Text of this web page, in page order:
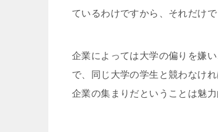
ているわけですから、それだけ
企業によっては大学の偏りを嫌
で、同じ大学の学生と競わなけ
企業の集まりだということは魅力